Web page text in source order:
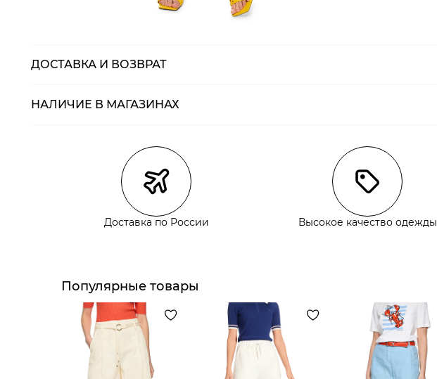
ДОСТАВКА И ВОЗВРАТ
Курьерская доставка СДЭК
Самовывоз из пункта выдачи СДЭК
Самовывоз из наших магазинов
Самовывоз из пункта выдачи СДЭК
НАЛИЧИЕ В МАГАЗИНАХ
Доставка по России Высокое качество одежды
Популярные товары